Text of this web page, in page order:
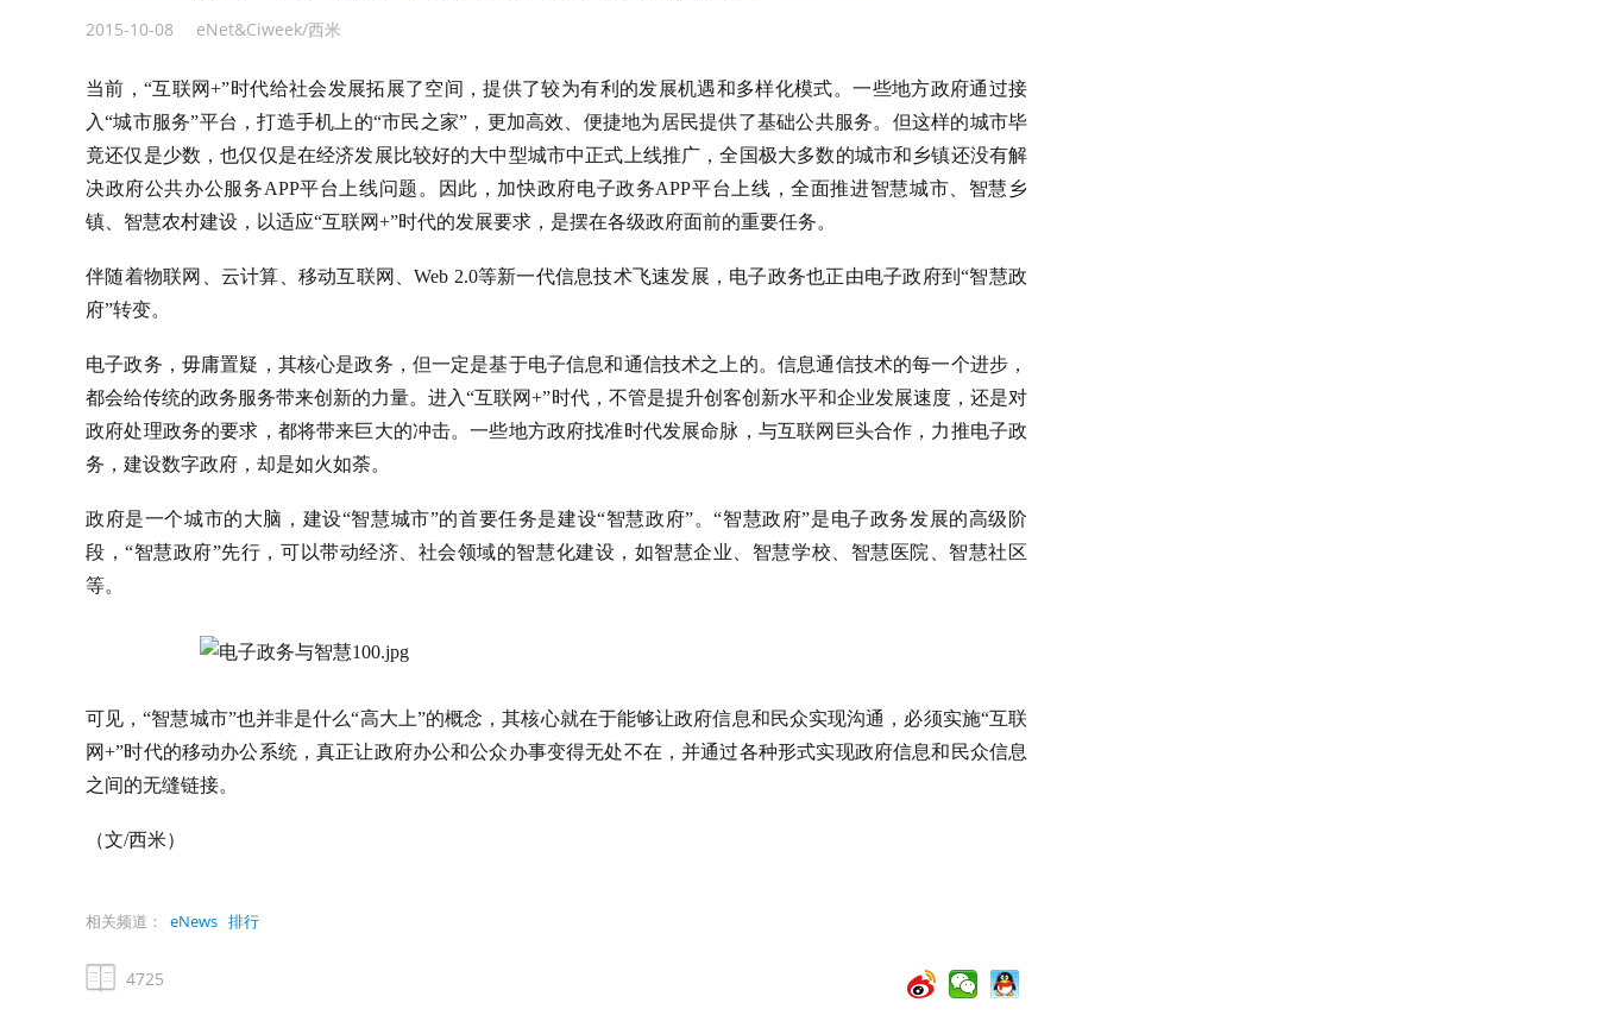
2015-10-08 eNet&Ciweek/西米
当前，“互联网+”时代给社会发展拓展了空间，提供了较为有利的发展机遇和多样化模式。一些地方政府通过接
入“城市服务”平台，打造手机上的“市民之家”，更加高效、便捷地为居民提供了基础公共服务。但这样的城市毕
竟还仅是少数，也仅仅是在经济发展比较好的大中型城市中正式上线推广，全国极大多数的城市和乡镇还没有解
决政府公共办公服务APP平台上线问题。因此，加快政府电子政务APP平台上线，全面推进智慧城市、智慧乡
镇、智慧农村建设，以适应“互联网+”时代的发展要求，是摆在各级政府面前的重要任务。
伴随着物联网、云计算、移动互联网、Web 2.0等新一代信息技术飞速发展，电子政务也正由电子政府到“智慧政
府”转变。
电子政务，毋庸置疑，其核心是政务，但一定是基于电子信息和通信技术之上的。信息通信技术的每一个进步，
都会给传统的政务服务带来创新的力量。进入“互联网+”时代，不管是提升创客创新水平和企业发展速度，还是对
政府处理政务的要求，都将带来巨大的冲击。一些地方政府找准时代发展命脉，与互联网巨头合作，力推电子政
务，建设数字政府，却是如火如荼。
政府是一个城市的大脑，建设“智慧城市”的首要任务是建设“智慧政府”。“智慧政府”是电子政务发展的高级阶
段，“智慧政府”先行，可以带动经济、社会领域的智慧化建设，如智慧企业、智慧学校、智慧医院、智慧社区
等。
可见，“智慧城市”也并非是什么“高大上”的概念，其核心就在于能够让政府信息和民众实现沟通，必须实施“互联
网+”时代的移动办公系统，真正让政府办公和公众办事变得无处不在，并通过各种形式实现政府信息和民众信息
之间的无缝链接。
（文/西米）
相关频道： eNews 排行
4725